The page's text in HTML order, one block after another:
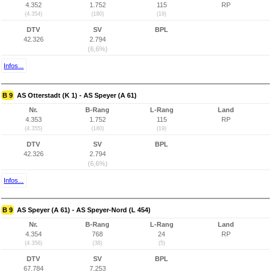
4.352
(4.354)
1.752
(180)
115
(19)
RP
DTV
42.326
SV
2.794
(6,6%)
BPL
Infos...
B 9 AS Otterstadt (K 1) - AS Speyer (A 61)
Nr.
4.353
(4.355)
B-Rang
1.752
(180)
L-Rang
115
(19)
Land
RP
DTV
42.326
SV
2.794
(6,6%)
BPL
Infos...
B 9 AS Speyer (A 61) - AS Speyer-Nord (L 454)
Nr.
4.354
(4.356)
B-Rang
768
(38)
L-Rang
24
(5)
Land
RP
DTV
67.784
SV
7.253
BPL